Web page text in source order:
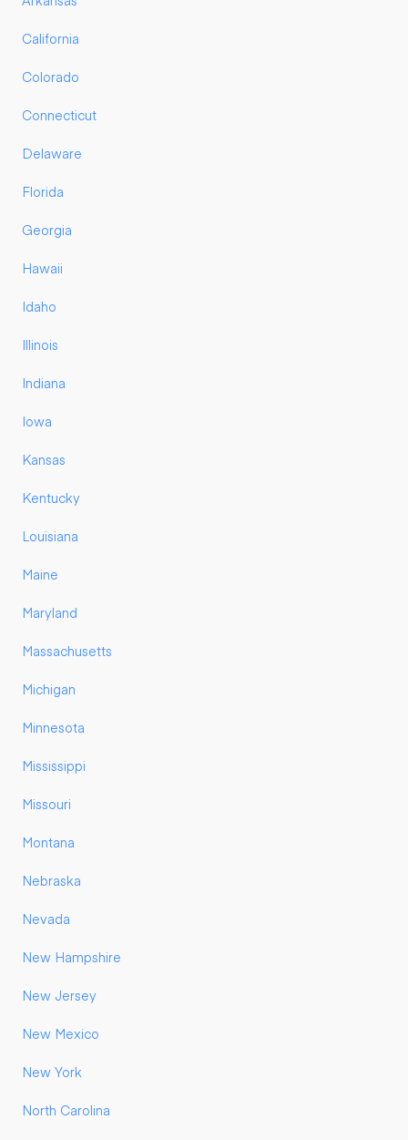
California
Colorado
Connecticut
Delaware
Florida
Georgia
Hawaii
Idaho
Illinois
Indiana
Iowa
Kansas
Kentucky
Louisiana
Maine
Maryland
Massachusetts
Michigan
Minnesota
Mississippi
Missouri
Montana
Nebraska
Nevada
New Hampshire
New Jersey
New Mexico
New York
North Carolina